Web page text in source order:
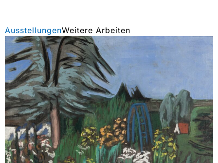
AusstellungenWeitere Arbeiten